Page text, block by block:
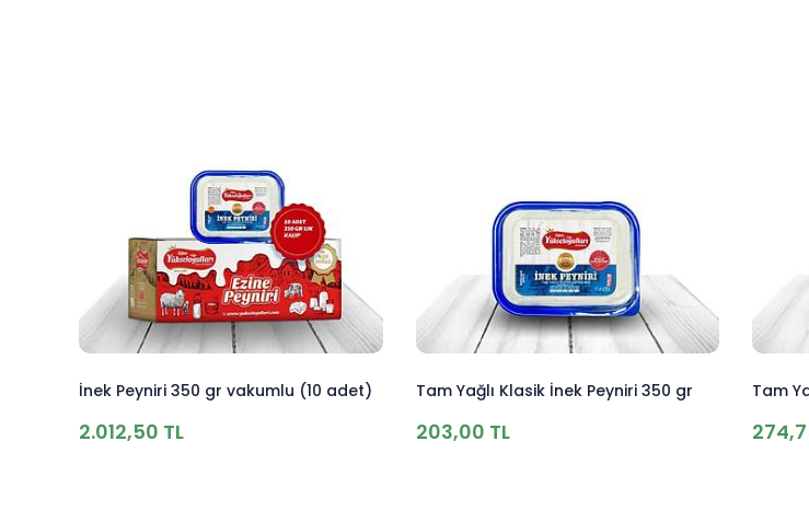
İnek Peyniri 350 gr vakumlu (10 adet)
2.012,50 TL
Tam Yağlı Klasik İnek Peyniri 350 gr
203,00 TL
Tam